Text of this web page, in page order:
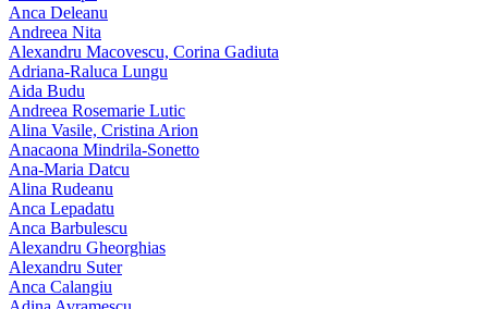
Anca Deleanu
Andreea Nita
Alexandru Macovescu, Corina Gadiuta
Adriana-Raluca Lungu
Aida Budu
Andreea Rosemarie Lutic
Alina Vasile, Cristina Arion
Anacaona Mindrila-Sonetto
Ana-Maria Datcu
Alina Rudeanu
Anca Lepadatu
Anca Barbulescu
Alexandru Gheorghias
Alexandru Suter
Anca Calangiu